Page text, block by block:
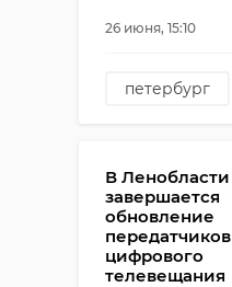
26 июня, 15:10
петербург
В Ленобласти
завершается
обновление
передатчиков
цифрового
телевещания